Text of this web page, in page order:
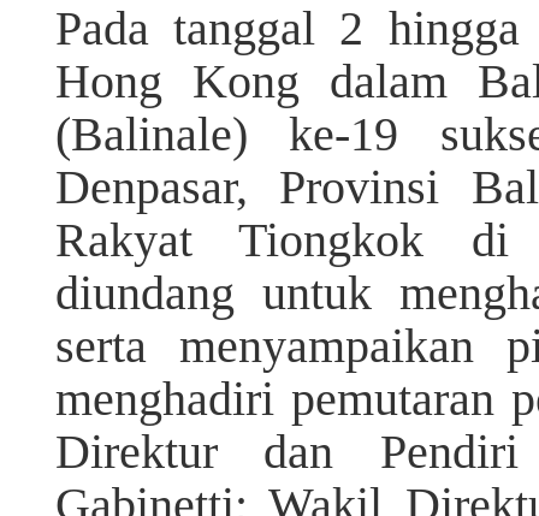
Pada tanggal 2
Hong Kong dalam
(Balinale) ke-19
Denpasar, Provinsi
Rakyat Tiongkok di
diundang untuk
serta menyampaikan
menghadiri pemutaran
Direktur dan
Gabinetti; Wakil